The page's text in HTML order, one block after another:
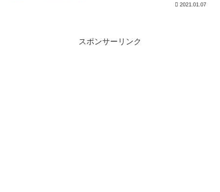
2021.01.07
スポンサーリンク